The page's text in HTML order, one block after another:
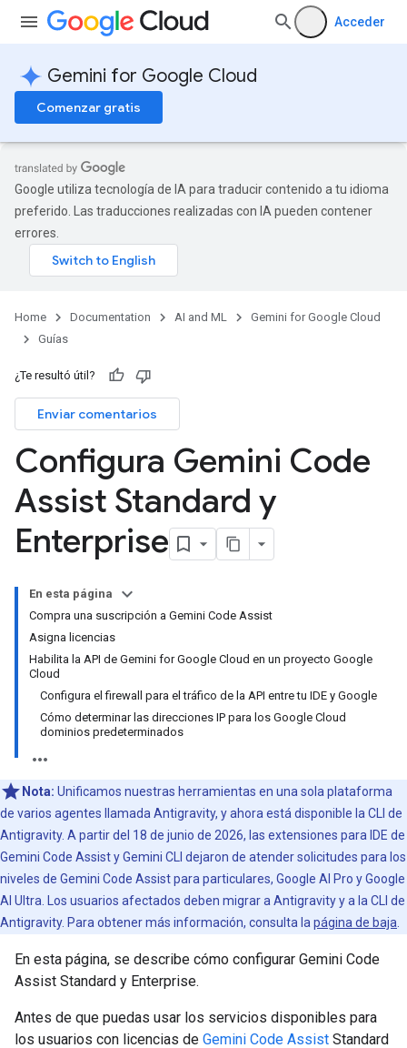
Acceder
Gemini for Google Cloud
Comenzar gratis
Google utiliza tecnología de IA para traducir contenido a tu idioma
preferido. Las traducciones realizadas con IA pueden contener
errores.
Home Documentation AI and ML
Gemini for Google Cloud
Guías
¿Te resultó útil?
Enviar comentarios
Configura Gemini Code
Assist Standard y
Enterprise
En esta página
Compra una suscripción a Gemini Code Assist
Asigna licencias
Habilita la API de Gemini for Google Cloud en un proyecto Google
Cloud
Configura el firewall para el tráfico de la API entre tu IDE y Google
Cómo determinar las direcciones IP para los Google Cloud
dominios predeterminados
Nota: Unificamos nuestras herramientas en una sola plataforma
de varios agentes llamada Antigravity, y ahora está disponible la CLI de
Antigravity. A partir del 18 de junio de 2026, las extensiones para IDE de
Gemini Code Assist y Gemini CLI dejaron de atender solicitudes para los
niveles de Gemini Code Assist para particulares, Google AI Pro y Google
AI Ultra. Los usuarios afectados deben migrar a Antigravity y a la CLI de
Antigravity. Para obtener más información, consulta la página de baja
En esta página, se describe cómo configurar Gemini Code
Assist Standard y Enterprise.
Antes de que puedas usar los servicios disponibles para
los usuarios con licencias de Gemini Code Assist Standard